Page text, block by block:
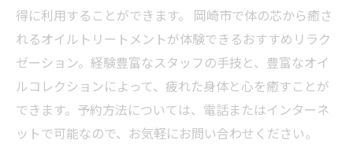
得に利用することができます。 岡崎市で体の芯から癒さ
れるオイルトリートメントが体験できるおすすめリラク
ゼーション。経験豊富なスタッフの手技と、豊富なオイ
ルコレクションによって、疲れた身体と心を癒すことが
できます。予約方法については、電話またはインターネ
ットで可能なので、お気軽にお問い合わせください。